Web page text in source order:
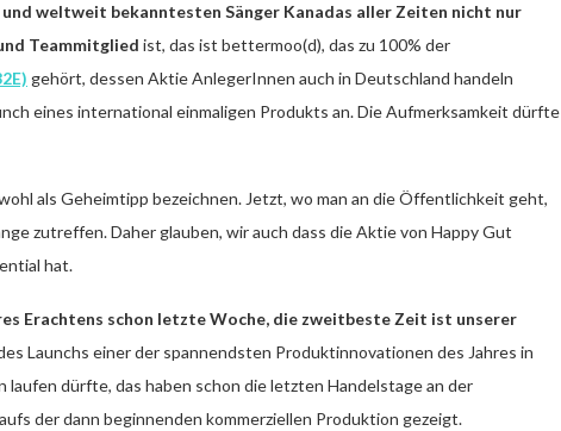
weltweit bekanntesten Sänger Kanadas aller Zeiten nicht nur
Teammitglied ist, das ist bettermoo(d), das zu 100% der
gehört, dessen Aktie AnlegerInnen auch in Deutschland handeln
eines international einmaligen Produkts an. Die Aufmerksamkeit dürfte
als Geheimtipp bezeichnen. Jetzt, wo man an die Öffentlichkeit geht,
zutreffen. Daher glauben, wir auch dass die Aktie von Happy Gut
hat.
Erachtens schon letzte Woche, die zweitbeste Zeit ist unserer
Launchs einer der spannendsten Produktinnovationen des Jahres in
laufen dürfte, das haben schon die letzten Handelstage an der
der dann beginnenden kommerziellen Produktion gezeigt.